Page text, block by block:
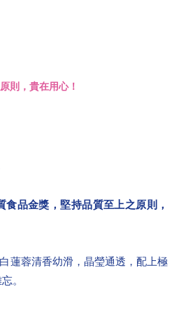
則，貴在用心！
食品金獎，堅持品質至上之原則，
蓮蓉清香幼滑，晶瑩通透，配上極
。